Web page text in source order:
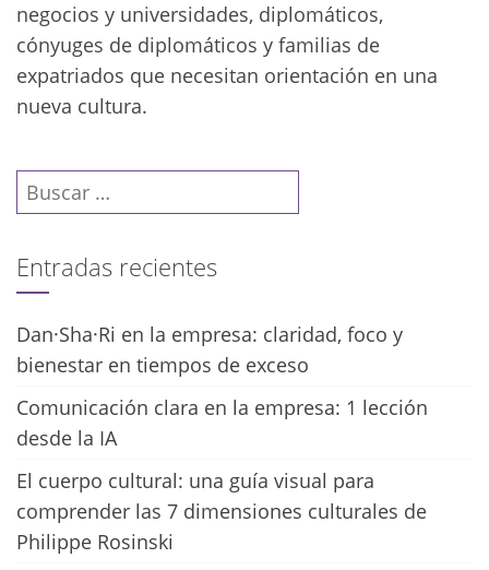
negocios y universidades, diplomáticos,
cónyuges de diplomáticos y familias de
expatriados que necesitan orientación en una
nueva cultura.
Buscar:
Entradas recientes
Dan·Sha·Ri en la empresa: claridad, foco y
bienestar en tiempos de exceso
Comunicación clara en la empresa: 1 lección
desde la IA
El cuerpo cultural: una guía visual para
comprender las 7 dimensiones culturales de
Philippe Rosinski